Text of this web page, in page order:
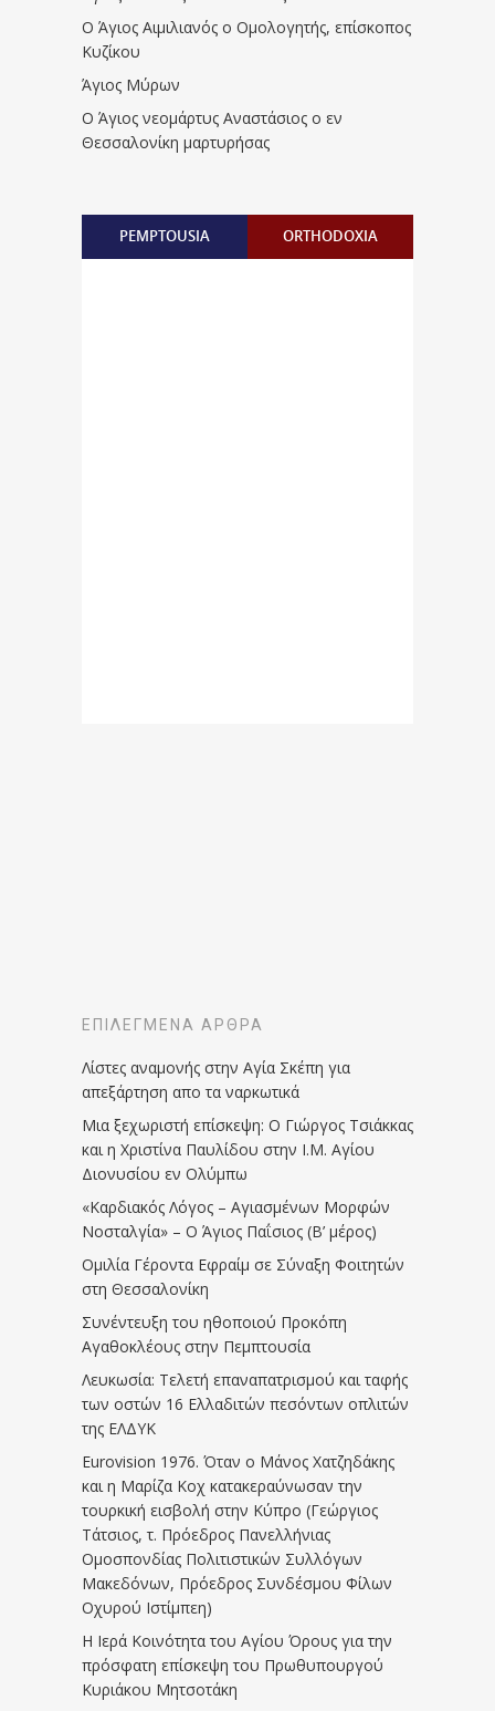
Ο Άγιος Αιμιλιανός ο Ομολογητής, επίσκοπος
Κυζίκου
Άγιος Μύρων
Ο Άγιος νεομάρτυς Αναστάσιος ο εν
Θεσσαλονίκη μαρτυρήσας
PEMPTOUSIA ORTHODOXIA
ΕΠΙΛΕΓΜΈΝΑ ΆΡΘΡΑ
Λίστες αναμονής στην Αγία Σκέπη για
απεξάρτηση απο τα ναρκωτικά
Μια ξεχωριστή επίσκεψη: Ο Γιώργος Τσιάκκας
και η Χριστίνα Παυλίδου στην Ι.Μ. Αγίου
Διονυσίου εν Ολύμπω
«Καρδιακός Λόγος – Αγιασμένων Μορφών
Νοσταλγία» – Ο Άγιος Παΐσιος (Β’ μέρος)
Ομιλία Γέροντα Εφραίμ σε Σύναξη Φοιτητών
στη Θεσσαλονίκη
Συνέντευξη του ηθοποιού Προκόπη
Αγαθοκλέους στην Πεμπτουσία
Λευκωσία: Τελετή επαναπατρισμού και ταφής
των οστών 16 Ελλαδιτών πεσόντων οπλιτών
της ΕΛΔΥΚ
Eurovision 1976. Όταν ο Μάνος Χατζηδάκης
και η Μαρίζα Κοχ κατακεραύνωσαν την
τουρκική εισβολή στην Κύπρο (Γεώργιος
Τάτσιος, τ. Πρόεδρος Πανελλήνιας
Ομοσπονδίας Πολιτιστικών Συλλόγων
Μακεδόνων, Πρόεδρος Συνδέσμου Φίλων
Οχυρού Ιστίμπεη)
Η Ιερά Κοινότητα του Αγίου Όρους για την
πρόσφατη επίσκεψη του Πρωθυπουργού
Κυριάκου Μητσοτάκη